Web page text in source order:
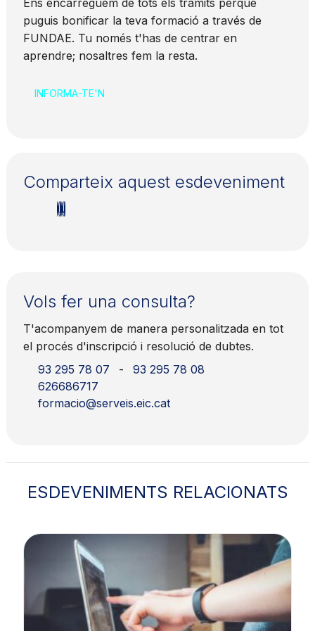
puguis bonificar la teva formació a través de
FUNDAE. Tu només t'has de centrar en
aprendre; nosaltres fem la resta.
INFORMA-TE'N
Vols fer una consulta?
T'acompanyem de manera personalitzada en tot
el procés d'inscripció i resolució de dubtes.
93 295 78 07
-
93 295 78 08
626686717
formacio@serveis.eic.cat
Comparteix aquest esdeveniment
ESDEVENIMENTS RELACIONATS